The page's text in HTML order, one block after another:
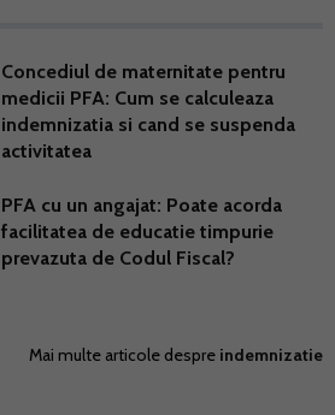
Concediul de maternitate pentru
medicii PFA: Cum se calculeaza
indemnizatia si cand se suspenda
activitatea
PFA cu un angajat: Poate acorda
facilitatea de educatie timpurie
prevazuta de Codul Fiscal?
Mai multe articole despre indemnizatie